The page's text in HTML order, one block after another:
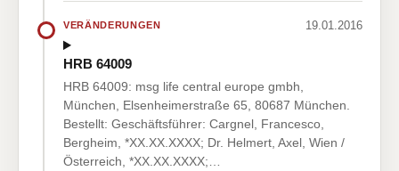
VERÄNDERUNGEN 19.01.2016
HRB 64009
HRB 64009: msg life central europe gmbh,
München, Elsenheimerstraße 65, 80687 München.
Bestellt: Geschäftsführer: Cargnel, Francesco,
Bergheim, *XX.XX.XXXX; Dr. Helmert, Axel, Wien /
Österreich, *XX.XX.XXXX;…